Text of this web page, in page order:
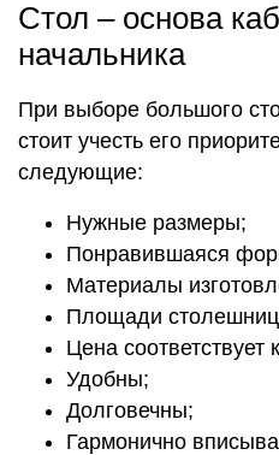
Стол – основа
начальника
При выборе большого
стоит учесть его
следующие:
Нужные размеры;
Понравившаяся
Материалы
Площади
Цена соответствует
Удобны;
Долговечны;
Гармонично